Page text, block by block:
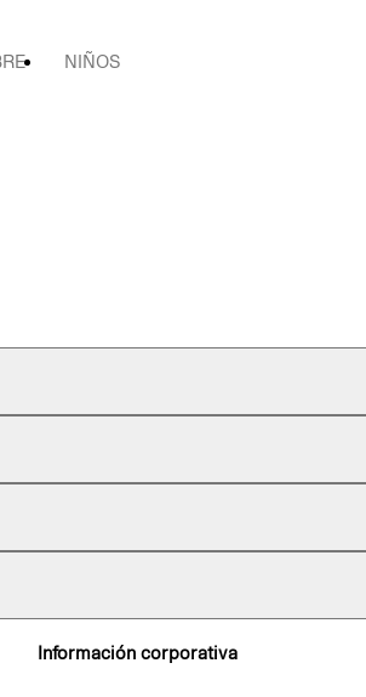
NIÑOS
Información corporativa